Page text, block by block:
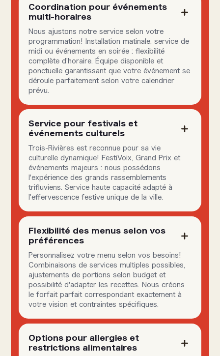
Coordination pour événements
multi-horaires
Nous ajustons notre service selon votre
programmation! Installation matinale, service de
midi ou événements en soirée : flexibilité
complète d'horaire. Équipe disponible et
ponctuelle garantissant que votre événement se
déroule parfaitement selon votre calendrier
prévu.
Service pour festivals et
événements culturels
Trois-Rivières est reconnue pour sa vie
culturelle dynamique! FestiVoix, Grand Prix et
événements majeurs : nous possédons
l'expérience des grands rassemblements
trifluviens. Service haute capacité adapté à
l'effervescence festive unique de la ville.
Flexibilité des menus selon vos
préférences
Personnalisez votre menu selon vos besoins!
Combinaisons de services multiples possibles,
ajustements de portions selon budget et
possibilité d'adapter les recettes. Nous créons
le forfait parfait correspondant exactement à
votre vision et contraintes spécifiques.
Options pour allergies et
restrictions alimentaires